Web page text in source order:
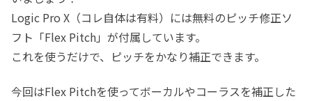
Logic Pro X（コレ自体は有料）には無料のピッチ修正ソ
フト「Flex Pitch」が付属しています。
これを使うだけで、ピッチをかなり補正できます。
今回はFlex Pitchを使ってボーカルやコーラスを補正した